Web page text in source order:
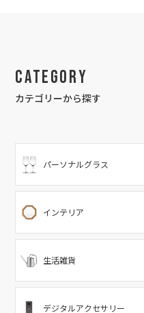
Category
カテゴリーから探す
パーソナルグラス
インテリア
生活雑貨
デジタルアクセサリー